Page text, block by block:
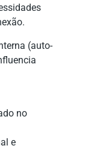
(auto-
no
e